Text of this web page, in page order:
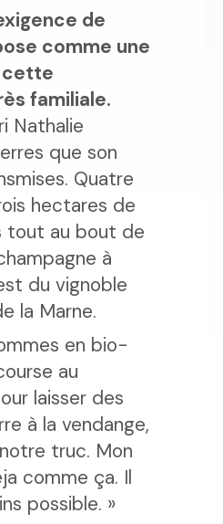
de
comme une
cette
familiale.
Nathalie
que son
Quatre
hectares de
tout au bout de
à
du vignoble
la Marne.
en bio-
au
laisser des
à la vendange,
truc. Mon
comme ça. Il
possible. »